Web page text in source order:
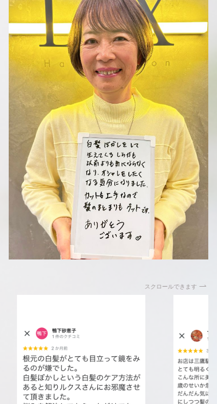
スクロールできます